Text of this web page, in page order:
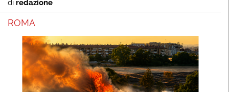
di redazione
ROMA